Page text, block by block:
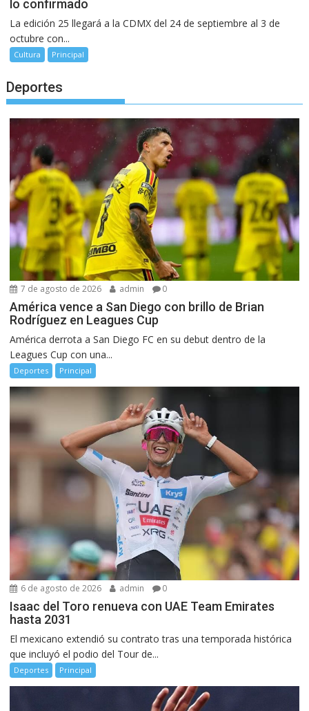
lo confirmado
La edición 25 llegará a la CDMX del 24 de septiembre al 3 de
octubre con...
Cultura Principal
Deportes
7 de agosto de 2026 admin 0
América vence a San Diego con brillo de Brian
Rodríguez en Leagues Cup
América derrota a San Diego FC en su debut dentro de la
Leagues Cup con una...
Deportes Principal
6 de agosto de 2026 admin 0
Isaac del Toro renueva con UAE Team Emirates
hasta 2031
El mexicano extendió su contrato tras una temporada histórica
que incluyó el podio del Tour de...
Deportes Principal